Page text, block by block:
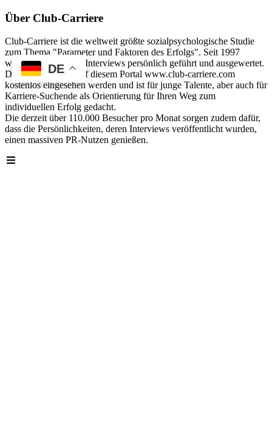
DE
Über Club-Carriere
Club-Carriere ist die weltweit größte sozialpsychologische Studie
zum Thema "Parameter und Faktoren des Erfolgs". Seit 1997
wurden über 40.000 Interviews persönlich geführt und ausgewertet.
Die Analyse kann auf diesem Portal www.club-carriere.com
kostenlos eingesehen werden und ist für junge Talente, aber auch für
Karriere-Suchende als Orientierung für Ihren Weg zum
individuellen Erfolg gedacht.
Die derzeit über 110.000 Besucher pro Monat sorgen zudem dafür,
dass die Persönlichkeiten, deren Interviews veröffentlicht wurden,
einen massiven PR-Nutzen genießen.